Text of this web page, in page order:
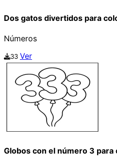
Dos gatos divertidos para
Números
33 Ver
Globos con el número 3 para